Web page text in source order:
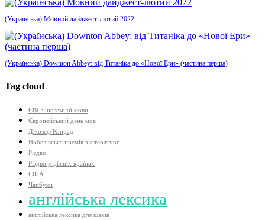
(Українська) Мовний дайджест-лютий 2022
(Українська) Downton Abbey: від Титаніка до «Нової Ери» (частина перша)
Tag cloud
ЄВІ з іноземної мови
Європейський день мов
Джозеф Конрад
Нобелівська премія з літератури
Різдво
Різдво у різних країнах
США
Чапбуки
англійська лексика
англійська лексика для шахів